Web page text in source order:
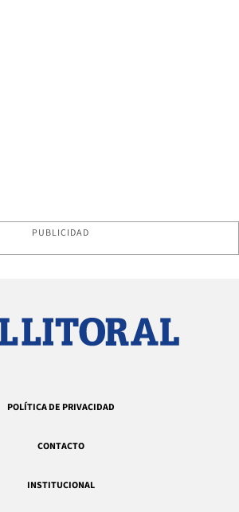
PUBLICIDAD
POLÍTICA DE PRIVACIDAD
CONTACTO
INSTITUCIONAL